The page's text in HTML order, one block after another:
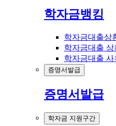
학자금뱅킹
학자금대출상
학자금대출 상
학자금대출 사
증명서발급
증명서발급
학자금 지원구간